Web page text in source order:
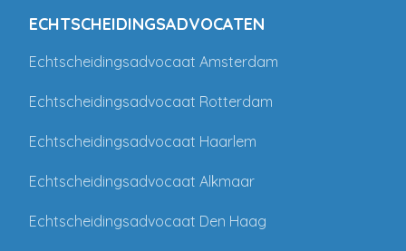
ECHTSCHEIDINGSADVOCATEN
Echtscheidingsadvocaat Amsterdam
Echtscheidingsadvocaat Rotterdam
Echtscheidingsadvocaat Haarlem
Echtscheidingsadvocaat Alkmaar
Echtscheidingsadvocaat Den Haag